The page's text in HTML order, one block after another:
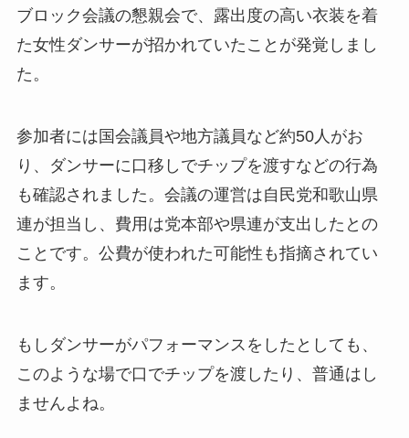
ブロック会議の懇親会で、露出度の高い衣装を着
た女性ダンサーが招かれていたことが発覚しまし
た。
参加者には国会議員や地方議員など約50人がお
り、ダンサーに口移しでチップを渡すなどの行為
も確認されました。会議の運営は自民党和歌山県
連が担当し、費用は党本部や県連が支出したとの
ことです。公費が使われた可能性も指摘されてい
ます。
もしダンサーがパフォーマンスをしたとしても、
このような場で口でチップを渡したり、普通はし
ませんよね。